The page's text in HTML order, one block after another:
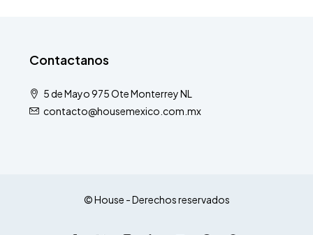
Contactanos
5 de Mayo 975 Ote Monterrey NL
contacto@housemexico.com.mx
© House - Derechos reservados